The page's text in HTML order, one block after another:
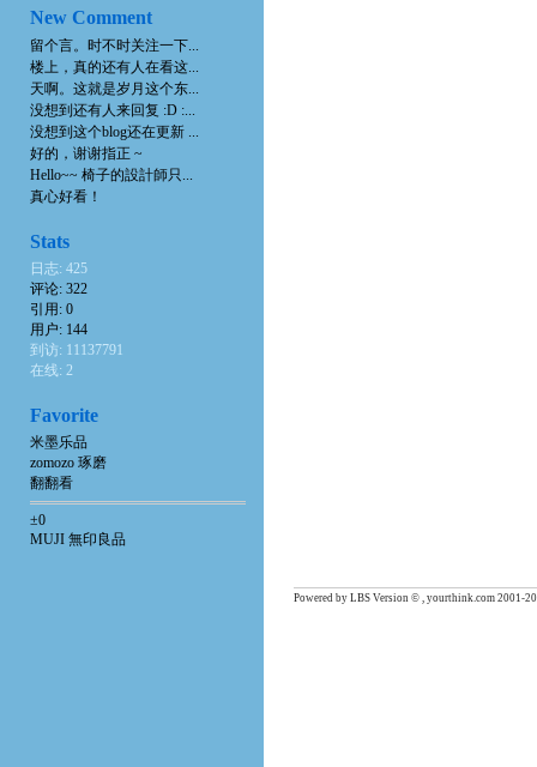
New Comment
留个言。时不时关注一下...
楼上，真的还有人在看这...
天啊。这就是岁月这个东...
没想到还有人来回复 :D :...
没想到这个blog还在更新 ...
好的，谢谢指正 ~
Hello~~ 椅子的設計師只...
真心好看！
Stats
日志: 425
评论: 322
引用: 0
用户: 144
到访: 11137791
在线: 2
Favorite
米墨乐品
zomozo 琢磨
翻翻看
±0
MUJI 無印良品
Powered by LBS Version © , yourthink.com 2001-